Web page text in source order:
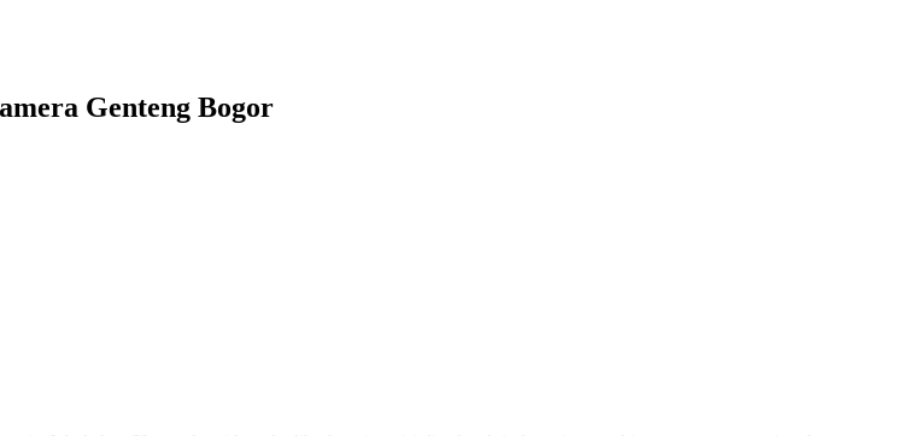
Genteng Bogor